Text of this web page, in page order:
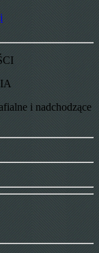
i nadchodzące